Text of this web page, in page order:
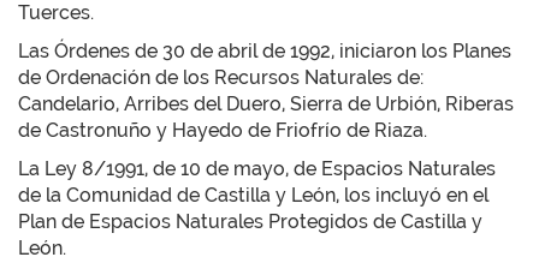
Tuerces.
Las Órdenes de 30 de abril de 1992, iniciaron los Planes
de Ordenación de los Recursos Naturales de:
Candelario, Arribes del Duero, Sierra de Urbión, Riberas
de Castronuño y Hayedo de Friofrío de Riaza.
La Ley 8/1991, de 10 de mayo, de Espacios Naturales
de la Comunidad de Castilla y León, los incluyó en el
Plan de Espacios Naturales Protegidos de Castilla y
León.